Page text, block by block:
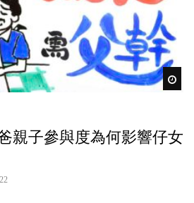
親子參與度為何影響仔女